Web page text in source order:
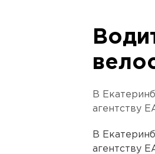
В
агентству
В
агентству